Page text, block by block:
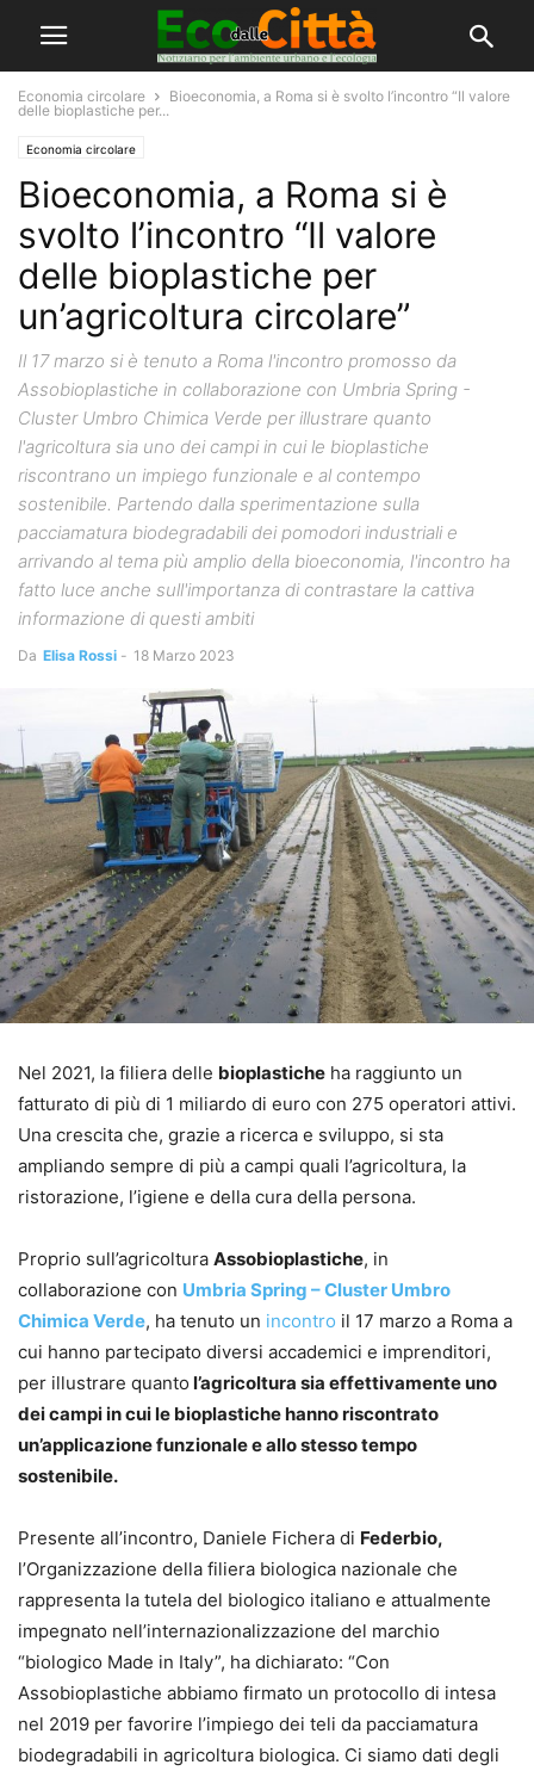
Economia circolare
Bioeconomia, a Roma si è svolto l’incontro “Il valore
delle bioplastiche per...
Economia circolare
Bioeconomia, a Roma si è
svolto l’incontro “Il valore
delle bioplastiche per
un’agricoltura circolare”
Il 17 marzo si è tenuto a Roma l'incontro promosso da
Assobioplastiche in collaborazione con Umbria Spring -
Cluster Umbro Chimica Verde per illustrare quanto
l'agricoltura sia uno dei campi in cui le bioplastiche
riscontrano un impiego funzionale e al contempo
sostenibile. Partendo dalla sperimentazione sulla
pacciamatura biodegradabili dei pomodori industriali e
arrivando al tema più amplio della bioeconomia, l'incontro ha
fatto luce anche sull'importanza di contrastare la cattiva
informazione di questi ambiti
Da Elisa Rossi - 18 Marzo 2023
Nel 2021, la filiera delle bioplastiche ha raggiunto un
fatturato di più di 1 miliardo di euro con 275 operatori attivi.
Una crescita che, grazie a ricerca e sviluppo, si sta
ampliando sempre di più a campi quali l’agricoltura, la
ristorazione, l’igiene e della cura della persona.
Proprio sull’agricoltura Assobioplastiche, in
collaborazione con Umbria Spring – Cluster Umbro
Chimica Verde, ha tenuto un incontro il 17 marzo a Roma a
cui hanno partecipato diversi accademici e imprenditori,
per illustrare quanto l’agricoltura sia effettivamente uno
dei campi in cui le bioplastiche hanno riscontrato
un’applicazione funzionale e allo stesso tempo
sostenibile.
Presente all’incontro, Daniele Fichera di Federbio,
l’Organizzazione della filiera biologica nazionale che
rappresenta la tutela del biologico italiano e attualmente
impegnato nell’internazionalizzazione del marchio
“biologico Made in Italy”, ha dichiarato: “Con
Assobioplastiche abbiamo firmato un protocollo di intesa
nel 2019 per favorire l’impiego dei teli da pacciamatura
biodegradabili in agricoltura biologica. Ci siamo dati degli